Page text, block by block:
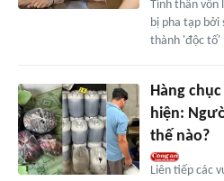
Tình thân vốn
bị pha tạp bởi
thành 'độc tố'
Hàng
hiện:
thế nào?
Liên tiếp các